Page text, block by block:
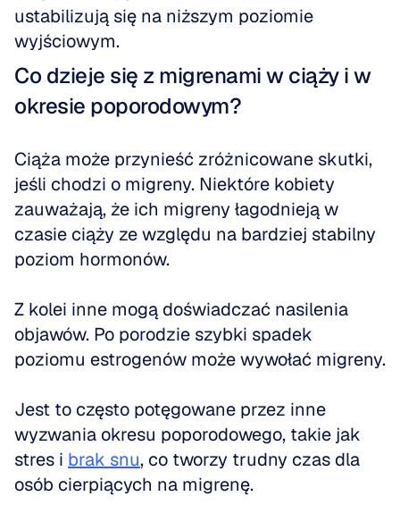
ustabilizują się na niższym poziomie
wyjściowym.
Co dzieje się z migrenami w ciąży i w
okresie poporodowym?
Ciąża może przynieść zróżnicowane skutki,
jeśli chodzi o migreny. Niektóre kobiety
zauważają, że ich migreny łagodnieją w
czasie ciąży ze względu na bardziej stabilny
poziom hormonów.
Z kolei inne mogą doświadczać nasilenia
objawów. Po porodzie szybki spadek
poziomu estrogenów może wywołać migreny.
Jest to często potęgowane przez inne
wyzwania okresu poporodowego, takie jak
stres i brak snu, co tworzy trudny czas dla
osób cierpiących na migrenę.